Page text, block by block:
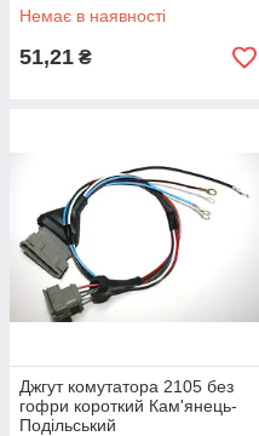
Немає в наявності
51,21 ₴
Джгут комутатора 2105 без
гофри короткий Кам'янець-
Подільський